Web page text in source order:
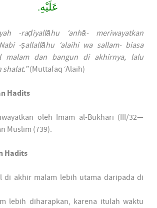
عَلَيْهِ.
-raḍiyallāhu ‘anhā- meriwayatkan
-ṣallallāhu ‘alaihi wa sallam- biasa
malam dan bangun di akhirnya, lalu
shalat.”(Muttafaq ‘Alaih)
Hadits
oleh Imam al-Bukhari (III/32—
Muslim (739).
Hadits
di akhir malam lebih utama daripada di
lebih diharapkan, karena itulah waktu